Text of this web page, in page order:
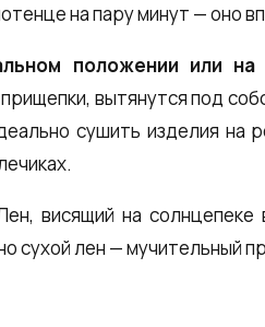
на пару минут — оно
положении или на
вытянутся под
сушить изделия на
висящий на
сухой лен — мучительный